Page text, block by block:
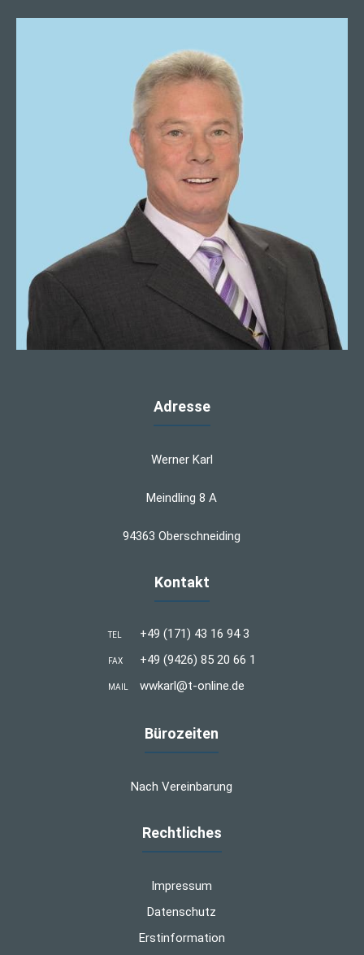
Adresse
Werner Karl
Meindling 8 A
94363 Oberschneiding
Kontakt
TEL +49 (171) 43 16 94 3
FAX +49 (9426) 85 20 66 1
MAIL wwkarl@t-online.de
Bürozeiten
Nach Vereinbarung
Rechtliches
Impressum
Datenschutz
Erstinformation